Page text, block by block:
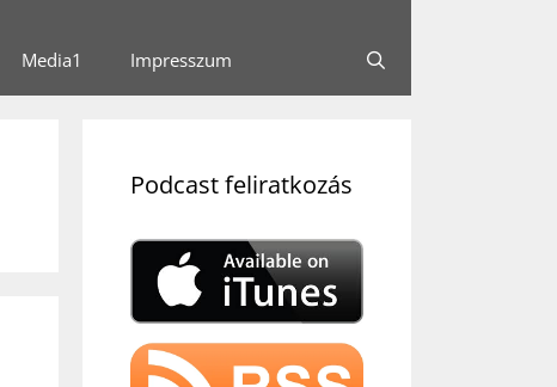
Media1 Impresszum
Podcast feliratkozás